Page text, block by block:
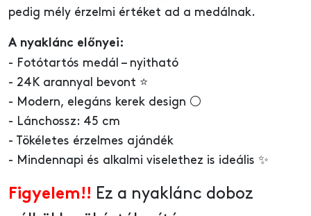
pedig mély érzelmi értéket ad a medálnak.
A nyaklánc előnyei:
- Fotótartós medál – nyitható
- 24K arannyal bevont ⭐
- Modern, elegáns kerek design ⚪
- Lánchossz: 45 cm
- Tökéletes érzelmes ajándék
- Mindennapi és alkalmi viselethez is ideális ✨
Figyelem!! Ez a nyaklánc doboz